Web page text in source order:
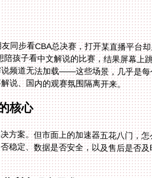
同步看CBA总决赛，打开某直播平台
孩子看中文解说的比赛，结果屏幕上跳
频道无法加载——这些场景，几乎是每
说、国内的观赛氛围隔离开来。
核心
方案。但市面上的加速器五花八门，
稳定、数据是否安全，以及售后是否